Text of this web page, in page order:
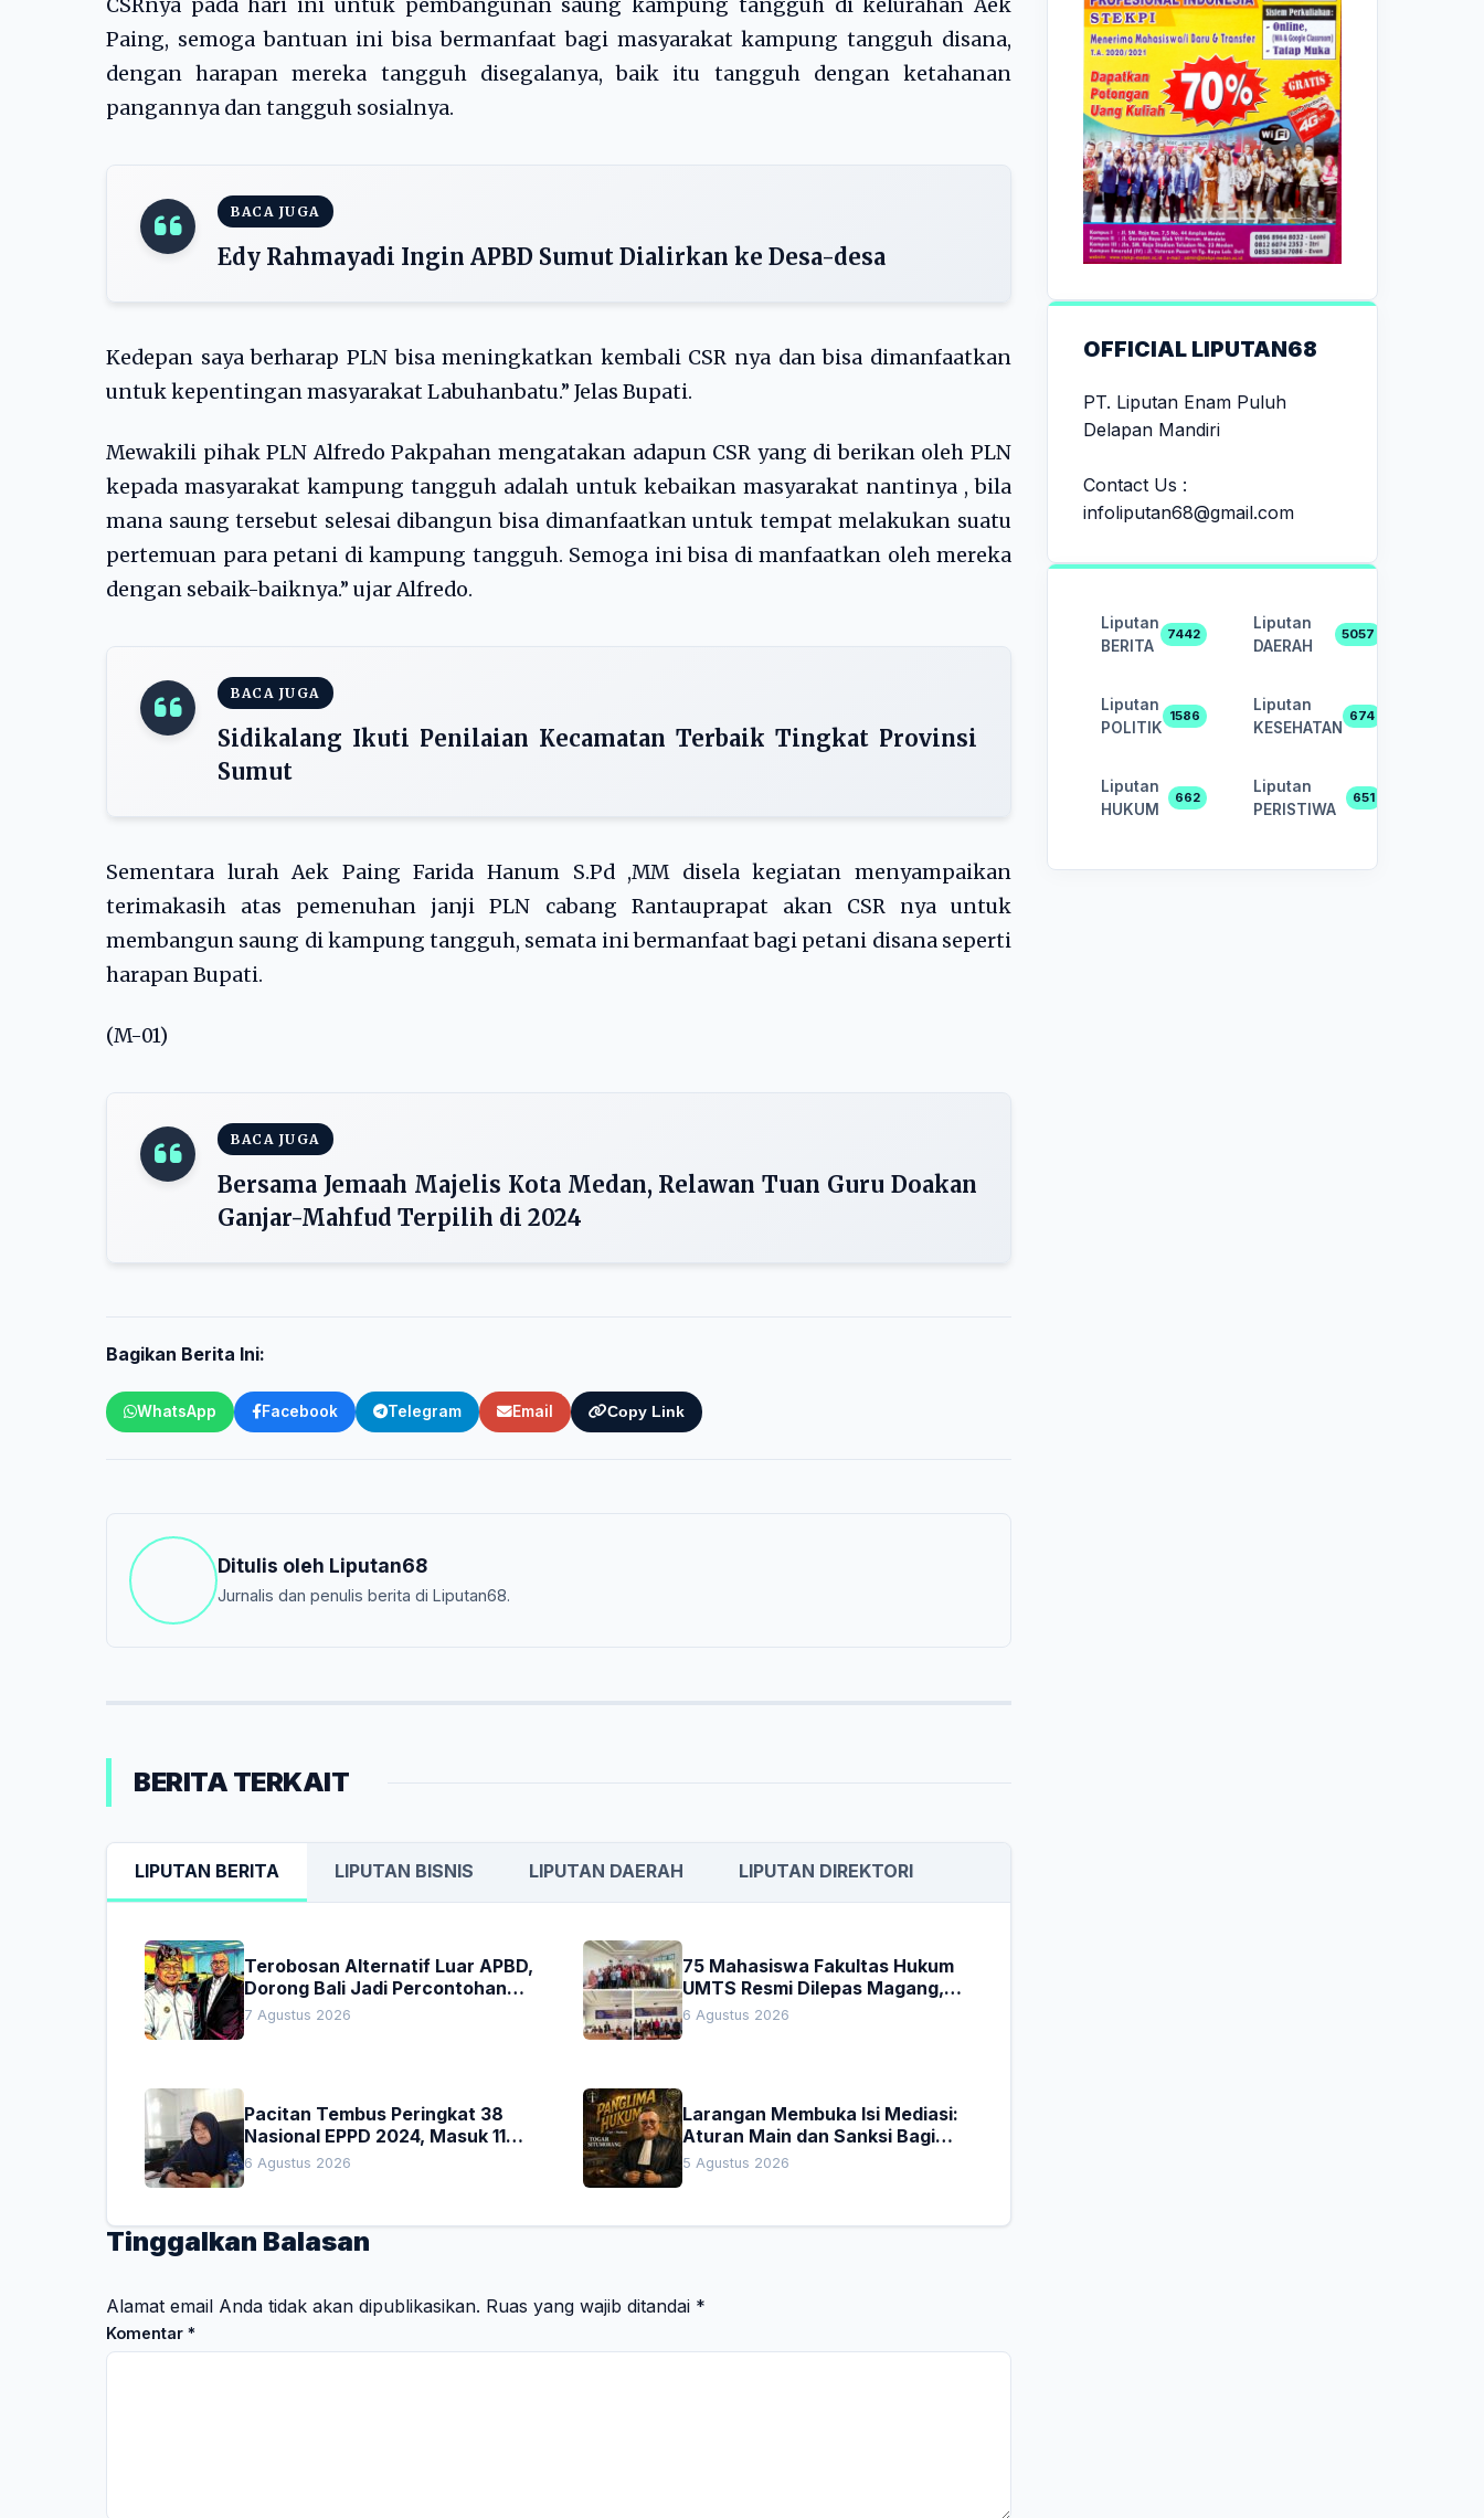
CSRnya pada hari ini untuk pembangunan saung kampung tangguh di kelurahan Aek
Paing, semoga bantuan ini bisa bermanfaat bagi masyarakat kampung tangguh disana,
dengan harapan mereka tangguh disegalanya, baik itu tangguh dengan ketahanan
pangannya dan tangguh sosialnya.
BACA JUGA
Edy Rahmayadi Ingin APBD Sumut Dialirkan ke Desa-desa
Kedepan saya berharap PLN bisa meningkatkan kembali CSR nya dan bisa dimanfaatkan
untuk kepentingan masyarakat Labuhanbatu.” Jelas Bupati.
Mewakili pihak PLN Alfredo Pakpahan mengatakan adapun CSR yang di berikan oleh PLN
kepada masyarakat kampung tangguh adalah untuk kebaikan masyarakat nantinya , bila
mana saung tersebut selesai dibangun bisa dimanfaatkan untuk tempat melakukan suatu
pertemuan para petani di kampung tangguh. Semoga ini bisa di manfaatkan oleh mereka
dengan sebaik-baiknya.” ujar Alfredo.
BACA JUGA
Sidikalang Ikuti Penilaian Kecamatan Terbaik Tingkat Provinsi
Sumut
Sementara lurah Aek Paing Farida Hanum S.Pd ,MM disela kegiatan menyampaikan
terimakasih atas pemenuhan janji PLN cabang Rantauprapat akan CSR nya untuk
membangun saung di kampung tangguh, semata ini bermanfaat bagi petani disana seperti
harapan Bupati.
(M-01)
BACA JUGA
Bersama Jemaah Majelis Kota Medan, Relawan Tuan Guru Doakan
Ganjar-Mahfud Terpilih di 2024
Bagikan Berita Ini:
WhatsApp Facebook Telegram Email Copy Link
Ditulis oleh Liputan68
Jurnalis dan penulis berita di Liputan68.
BERITA TERKAIT
LIPUTAN BERITA LIPUTAN BISNIS LIPUTAN DAERAH LIPUTAN DIREKTORI
Terobosan Alternatif Luar APBD,
Dorong Bali Jadi Percontohan
Nasional Pembiayaan Daerah
7 Agustus 2026
75 Mahasiswa Fakultas Hukum
UMTS Resmi Dilepas Magang,
Dekan Titip Empat Pesan
6 Agustus 2026
Pacitan Tembus Peringkat 38
Nasional EPPD 2024, Masuk 11
Besar di Jatim
6 Agustus 2026
Larangan Membuka Isi Mediasi:
Aturan Main dan Sanksi Bagi
Penegak Hukum
5 Agustus 2026
Tinggalkan Balasan
Alamat email Anda tidak akan dipublikasikan. Ruas yang wajib ditandai *
Komentar *
OFFICIAL LIPUTAN68
PT. Liputan Enam Puluh
Delapan Mandiri
Contact Us :
infoliputan68@gmail.com
Liputan
BERITA
7442
Liputan
DAERAH
5057
Liputan
POLITIK
1586
Liputan
KESEHATAN
674
Liputan
HUKUM
662
Liputan
PERISTIWA
651